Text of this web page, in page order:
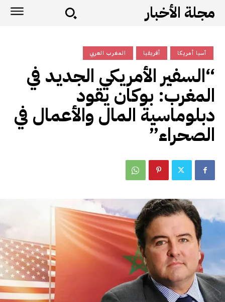
مجلة الأخبار
آسيا أمريكا أفريقيا المغرب العربي
“السفير الأمريكي الجديد في
المغرب: بوكان يقود
دبلوماسية المال والأعمال في
الصحراء”